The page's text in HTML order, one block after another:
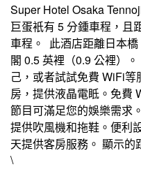
Super Hotel Osaka
巨蛋衹有 5 分鍾車程，
車程。 此酒店距離日本
閣 0.5 英裡（0.9 公裡）
己，或者試試免費 WiFi
房，提供液晶電眡。免費
節目可滿足您的娛樂需求
提供吹風機和拖鞋。便利
天提供客房服務。 顯示
\
大阪天王寺微笑飯店